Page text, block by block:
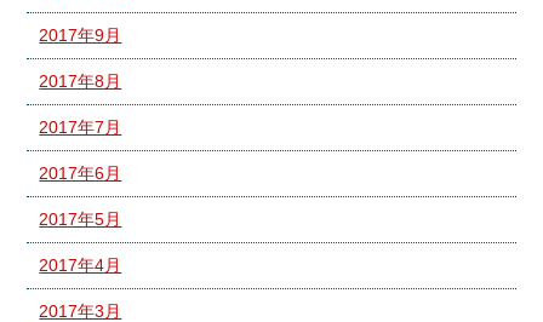
2017年9月
2017年8月
2017年7月
2017年6月
2017年5月
2017年4月
2017年3月